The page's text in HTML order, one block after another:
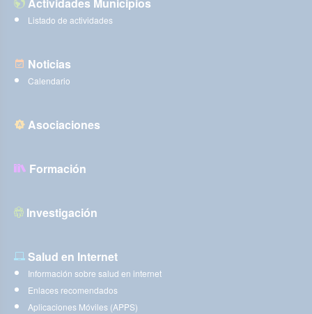
Actividades Municipios
Listado de actividades
Noticias
Calendario
Asociaciones
Formación
Investigación
Salud en Internet
Información sobre salud en internet
Enlaces recomendados
Aplicaciones Móviles (APPS)